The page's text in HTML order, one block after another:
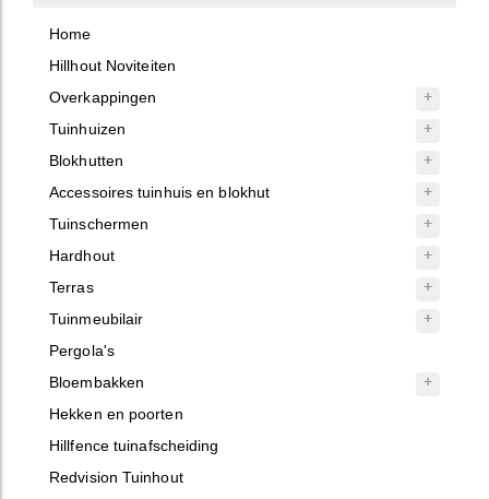
Home
Hillhout Noviteiten
Overkappingen
Tuinhuizen
Blokhutten
Accessoires tuinhuis en blokhut
Tuinschermen
Hardhout
Terras
Tuinmeubilair
Pergola's
Bloembakken
Hekken en poorten
Hillfence tuinafscheiding
Redvision Tuinhout